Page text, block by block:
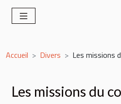
Accueil Divers Les missions
Les missions du